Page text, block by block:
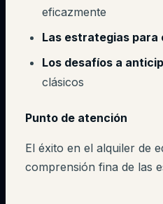
eficazmente
Las estrategias para
Los desafíos a
clásicos
Punto de atención
El éxito en el alquiler de
comprensión fina de las